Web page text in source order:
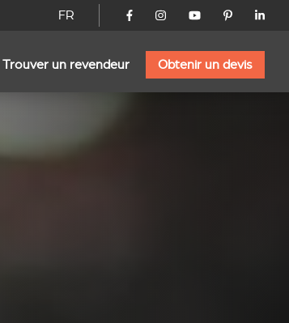
FR
Trouver un revendeur Obtenir un devis